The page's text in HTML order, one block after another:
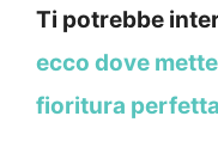
Ti potrebbe
ecco dove
fioritura perfetta